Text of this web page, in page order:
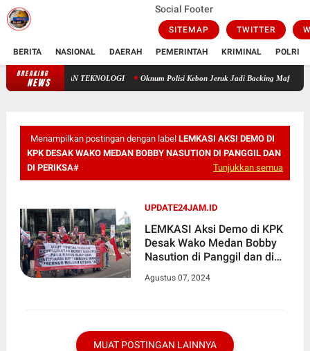
Social Footer
SITEMAP TWITTER
BERITA NASIONAL DAERAH PEMERINTAH KRIMINAL POLRI
BREAKING
NEWS USIA HARAPAN HIDUP: ANTARA TAKDIR ILAHI DAN TEKNOLOGI
Menampilkan postingan dengan label LEMKASI AKSI DEMO DI
KPK DESAK WAKO MEDAN BOBBY NASUTION DI PANGGIL DAN
DI PERIKSA#
Tunjukkan semua
UPDATE24JAM.ID
LEMKASI Aksi Demo di KPK
Desak Wako Medan Bobby
Nasution di Panggil dan di
Agustus 07, 2024
MUAT POSTINGAN LAINNYA